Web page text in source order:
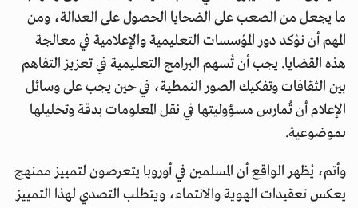
ما يجعل من الصعب على الضحايا الحصول على العدالة، ومن
المهم أن نؤكد دور المؤسسات التعليمية والإعلامية في معالجة
هذه القضايا. يجب أن تُسهم البرامج التعليمية في تعزيز التفاهم
بين الثقافات وتفكيك الصور النمطية، في حين يجب على وسائل
الإعلام أن تُمارس مسؤوليتها في نقل المعلومات بدقة وتحليلها
بموضوعية.
وأتم، يُظهر الواقع أن المسلمين في أوروبا يتعرضون لتمييز ممنهج
يعكس تعقيدات الهوية والانتماء، ويتطلب التصدي لهذا التمييز